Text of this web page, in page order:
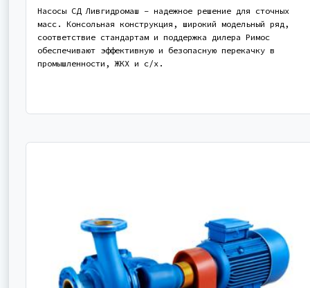
Насосы СД Ливгидромаш – надежное решение для сточных
масс. Консольная конструкция, широкий модельный ряд,
соответствие стандартам и поддержка дилера Римос
обеспечивают эффективную и безопасную перекачку в
промышленности, ЖКХ и с/х.